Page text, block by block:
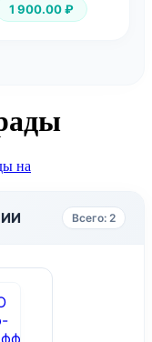
1 900.00₽
на
Всего: 2